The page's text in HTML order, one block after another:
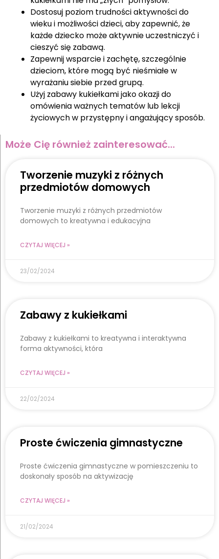
Dostosuj poziom trudności aktywności do
wieku i możliwości dzieci, aby zapewnić, że
każde dziecko może aktywnie uczestniczyć i
cieszyć się zabawą.
Zapewnij wsparcie i zachętę, szczególnie
dzieciom, które mogą być nieśmiałe w
wyrażaniu siebie przed grupą.
Użyj zabawy kukiełkami jako okazji do
omówienia ważnych tematów lub lekcji
życiowych w przystępny i angażujący sposób.
Może Cię również zainteresować...
Tworzenie muzyki z różnych
przedmiotów domowych
Tworzenie muzyki z różnych przedmiotów
domowych to kreatywna i edukacyjna
CZYTAJ WIĘCEJ »
23/02/2024
Zabawy z kukiełkami
Zabawy z kukiełkami to kreatywna i interaktywna
forma aktywności, która
CZYTAJ WIĘCEJ »
22/02/2024
Proste ćwiczenia gimnastyczne
Proste ćwiczenia gimnastyczne w pomieszczeniu to
doskonały sposób na aktywizację
CZYTAJ WIĘCEJ »
21/02/2024